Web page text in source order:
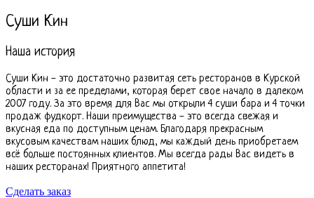
Суши Кин
Наша история
Суши Кин - это достаточно развитая сеть ресторанов в Курской
области и за ее пределами, которая берет свое начало в далеком
2007 году. За это время для Вас мы открыли 4 суши бара и 4 точки
продаж фудкорт. Наши преимущества - это всегда свежая и
вкусная еда по доступным ценам. Благодаря прекрасным
вкусовым качествам наших блюд, мы каждый день приобретаем
всё больше постоянных клиентов. Мы всегда рады Вас видеть в
наших ресторанах! Приятного аппетита!
Сделать заказ